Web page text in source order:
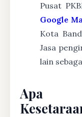
Pusat
Google
Kota
Jasa
lain
Apa